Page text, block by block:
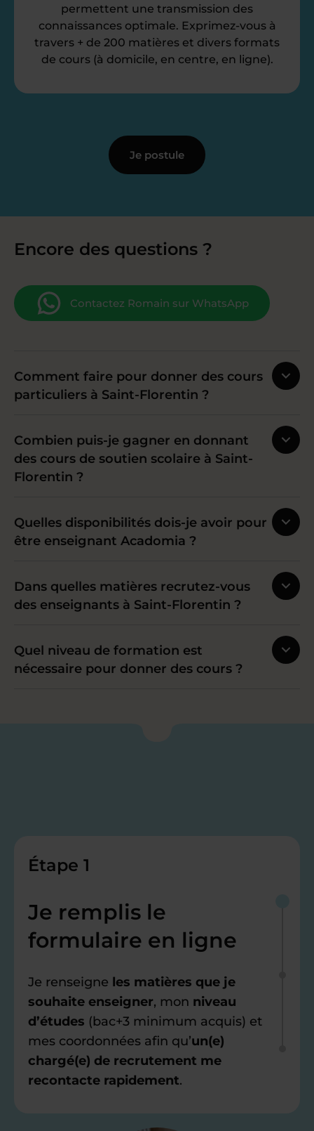
permettent une transmission des
connaissances optimale. Exprimez-vous à
travers + de 200 matières et divers formats
de cours (à domicile, en centre, en ligne).
Je postule
Encore des questions ?
Contactez Romain sur WhatsApp
Comment faire pour donner des cours
particuliers à Saint-Florentin ?
Combien puis-je gagner en donnant
des cours de soutien scolaire à Saint-
Florentin ?
Quelles disponibilités dois-je avoir pour
être enseignant Acadomia ?
Dans quelles matières recrutez-vous
des enseignants à Saint-Florentin ?
Quel niveau de formation est
nécessaire pour donner des cours ?
Étape 1
Je remplis le
formulaire en ligne
Je renseigne les matières que je
souhaite enseigner, mon niveau
d’études (bac+3 minimum acquis) et
mes coordonnées afin qu’un(e)
chargé(e) de recrutement me
recontacte rapidement.